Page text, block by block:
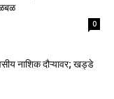
0
नाशिक दौऱ्यावर; खड्डे